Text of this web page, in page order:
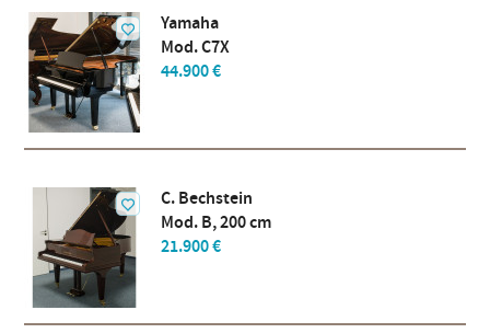
Yamaha
Mod. C7X
44.900 €
C. Bechstein
Mod. B, 200 cm
21.900 €